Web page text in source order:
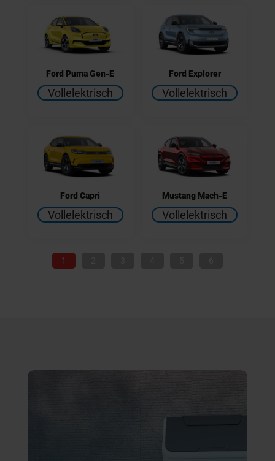
Ford Puma Gen-E
Vollelektrisch
Ford Explorer
Vollelektrisch
Ford Capri
Vollelektrisch
Mustang Mach-E
Vollelektrisch
1